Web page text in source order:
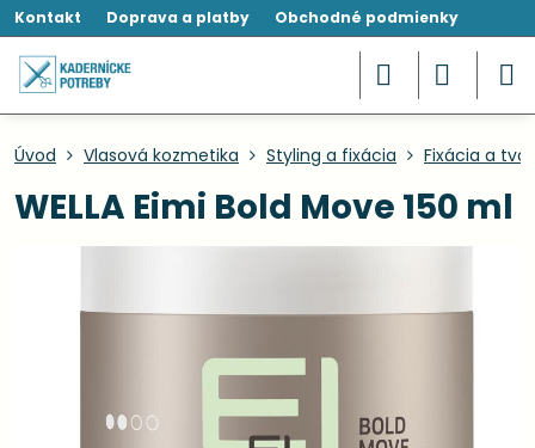
Kontakt Doprava a platby Obchodné podmienky
Úvod Vlasová kozmetika Styling a fixácia Fixácia a
WELLA Eimi Bold Move 150 ml